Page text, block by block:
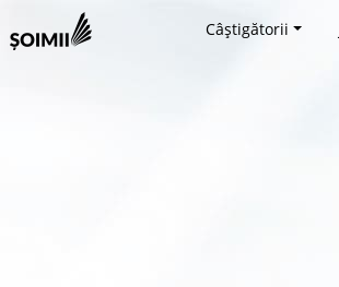
Câștigătorii